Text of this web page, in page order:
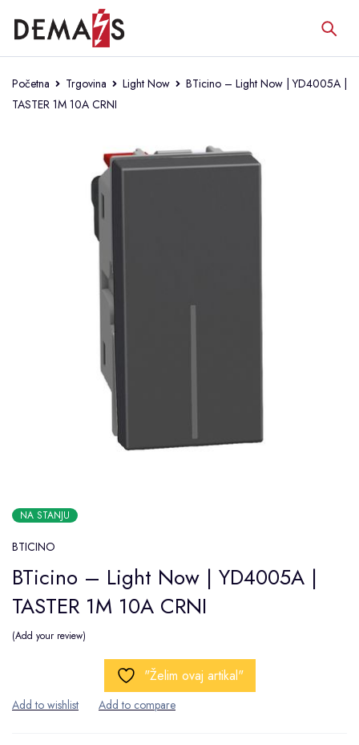
Početna Trgovina Light Now
BTicino – Light Now | YD4005A |
TASTER 1M 10A CRNI
NA STANJU
BTICINO
BTicino – Light Now | YD4005A |
TASTER 1M 10A CRNI
Add your review
"Želim ovaj artikal"